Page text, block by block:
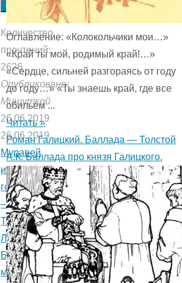
Отправить
Количество
прочтений:
2626
Опубликовано:
Мишуткой
26.06.2019
26.06.2019
Муравей
и
голубка
—
Толстой
Л.Н.
Басня
муравей
Оглавление: «Колокольчики мои…»
«Край ты мой, родимый край!…»
«Сердце, сильней разгораясь от году
до году…» «Ты знаешь край, где все
обильем ...
Читать »
Роман Галицкий. Баллада — Толстой
А.К. Баллада про князя Галицкого.